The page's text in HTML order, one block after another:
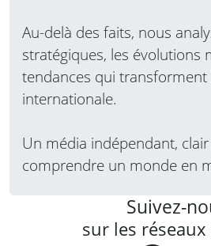
Au-delà des faits, nous
stratégiques, les évolutions
tendances qui transforment
internationale.
Un média indépendant,
comprendre un monde en
Suivez-
sur les réseaux